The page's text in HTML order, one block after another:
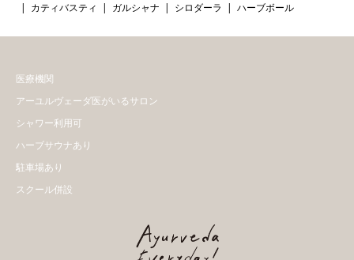
カティバスティ
ガルシャナ シロダーラ ハーブボール
医療機関
アーユルヴェーダ医がいるサロン
シャワー利用可
ハーブサウナあり
駐車場あり
スクール併設